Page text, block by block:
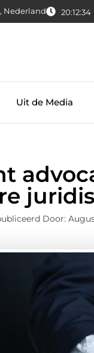
Nederland 20:12:34
Uit de Media
Door: